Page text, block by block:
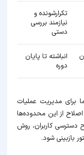
تکرارشونده و
نیازمند بررسی
دستی
انباشته تا پایان
دوره
برای مدیریت عملیات
از این محدوده‌ها
دسترسی کاربران، روش
بازبینی شود.